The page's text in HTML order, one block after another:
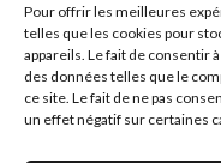
Pour offrir les meilleures
telles que les cookies pour
appareils. Le fait de consentir
des données telles que le
ce site. Le fait de ne pas
un effet négatif sur certaines